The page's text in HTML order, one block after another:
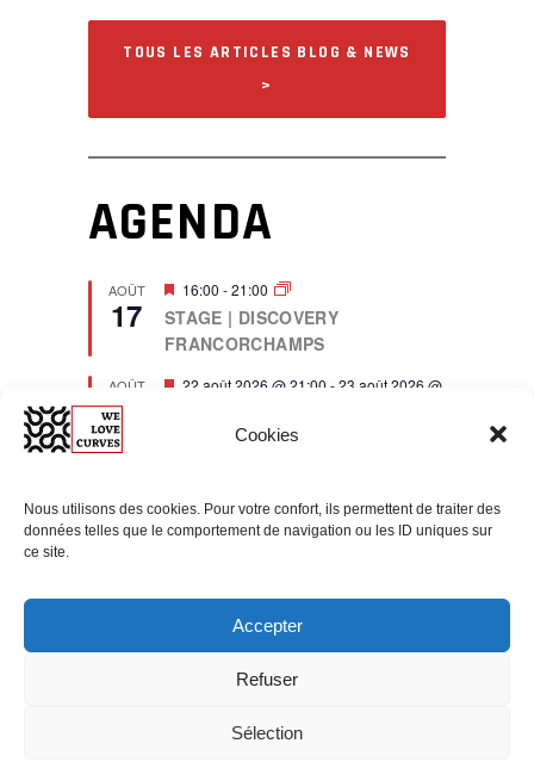
Cookies
Nous utilisons des cookies. Pour votre confort, ils permettent de traiter des
données telles que le comportement de navigation ou les ID uniques sur
ce site.
Accepter
Refuser
Sélection
TOUS LES ARTICLES BLOG & NEWS
>
AGENDA
AOÛT
17
F
e
a
t
r
16:00 -21:00
STAGE | DISCOVERY
FRANCORCHAMPS
AOÛT
22
F
d
22 août 2026 @ 21:00 -23 août 2026 @
STAGE | DISCOVERY
SEP
27
F
u
d
13:30-18:30
DRIVE – LIÈGE 2026
Postponed EVENT | Dandy Street